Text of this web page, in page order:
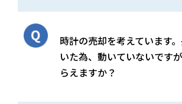
時計の売却を考えています
いた為、動いていないです
らえますか？